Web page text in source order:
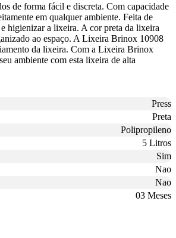
de forma fácil e discreta. Com capacidade
em qualquer ambiente. Feita de
higienizar a lixeira. A cor preta da lixeira
ao espaço. A Lixeira Brinox 10908
da lixeira. Com a Lixeira Brinox
ambiente com esta lixeira de alta
Press
Preta
Polipropileno
5 Litros
Sim
Nao
Nao
03 Meses